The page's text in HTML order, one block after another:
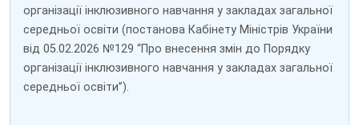
організації інклюзивного навчання у закладах загальної
середньої освіти (постанова Кабінету Міністрів України
від 05.02.2026 №129 “Про внесення змін до Порядку
організації інклюзивного навчання у закладах загальної
середньої освіти”).